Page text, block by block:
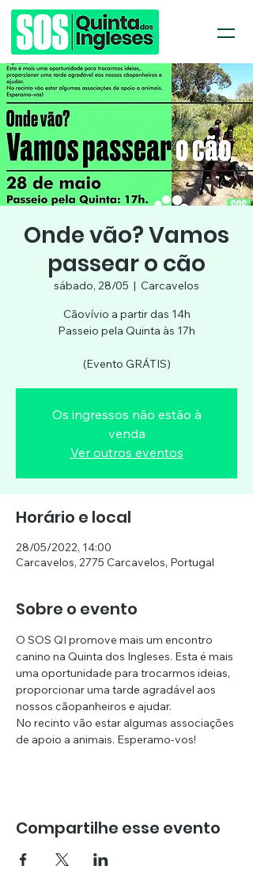
Onde vão? Vamos
passear o cão
sábado, 28/05
  |
Carcavelos
Cãovívio a partir das 14h
Passeio pela Quinta às 17h
(Evento GRÁTIS)
Os ingressos não estão à
venda
Ver outros eventos
Horário e local
28/05/2022, 14:00
Carcavelos, 2775 Carcavelos, Portugal
Sobre o evento
O SOS QI promove mais um encontro
canino na Quinta dos Ingleses. Esta é mais
uma oportunidade para trocarmos ideias,
proporcionar uma tarde agradável aos
nossos cãopanheiros e ajudar.
No recinto vão estar algumas associações
de apoio a animais. Esperamo-vos!
Compartilhe esse evento